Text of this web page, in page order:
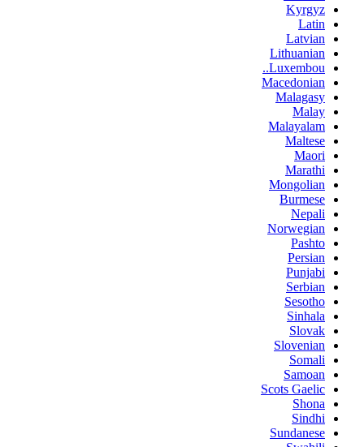
Kyrgyz
Latin
Latvian
Lithuanian
Luxembou..
Macedonian
Malagasy
Malay
Malayalam
Maltese
Maori
Marathi
Mongolian
Burmese
Nepali
Norwegian
Pashto
Persian
Punjabi
Serbian
Sesotho
Sinhala
Slovak
Slovenian
Somali
Samoan
Scots Gaelic
Shona
Sindhi
Sundanese